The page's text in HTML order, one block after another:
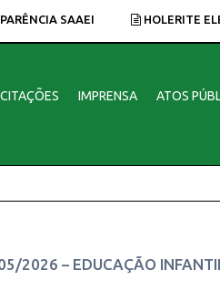
SAAEI HOLERITE
IMPRENSA ATOS
2026 – EDUCAÇÃO